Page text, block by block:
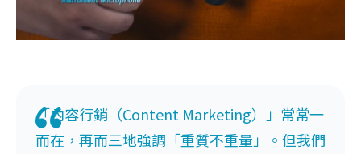
「內容行銷（Content Marketing）」常常一
而在，再而三地強調「重質不重量」。但我們